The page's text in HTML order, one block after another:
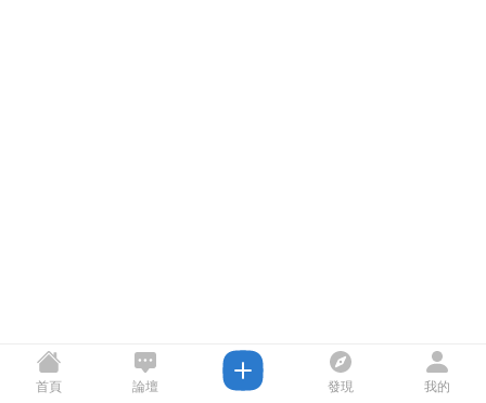
首頁 論壇 發現 我的